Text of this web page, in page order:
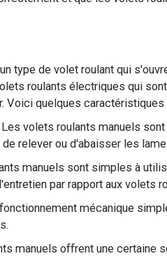
type de volet roulant qui
roulants électriques qui
Voici quelques
Les volets roulants manuels
relever ou d'abaisser les
manuels sont simples à
par rapport aux volets
mécanique
manuels offrent une certaine